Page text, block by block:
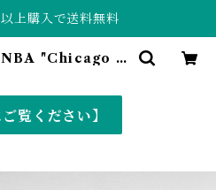
上購入で送料無料
"Chicago B
〉
覧ください】